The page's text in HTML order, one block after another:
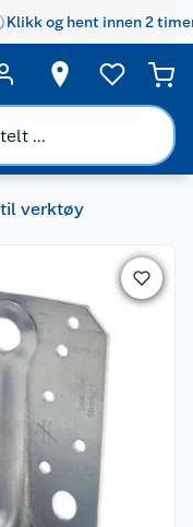
Klikk og hent innen 2
verktøy